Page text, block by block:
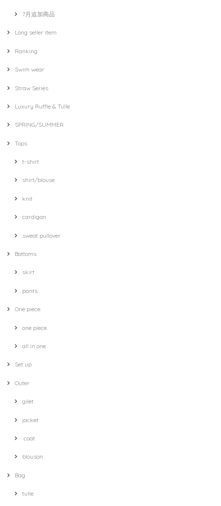
7月追加商品
Long seller item
Ranking
Swim wear
Straw Series
Luxury Ruffle & Tulle
SPRING/SUMMER
Tops
t-shirt
shirt/blouse
knit
cardigan
sweat pullover
Bottoms
skirt
pants
One piece
one piece
all in one
Set up
Outer
gilet
jacket
coat
blouson
Bag
tulle